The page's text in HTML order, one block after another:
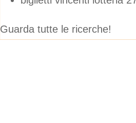
Guarda tutte le ricerche!